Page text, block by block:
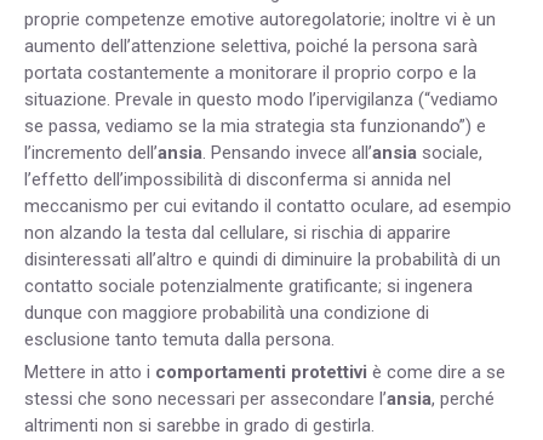
proprie competenze emotive autoregolatorie; inoltre vi è un
aumento dell’attenzione selettiva, poiché la persona sarà
portata costantemente a monitorare il proprio corpo e la
situazione. Prevale in questo modo l’ipervigilanza (“vediamo
se passa, vediamo se la mia strategia sta funzionando”) e
l’incremento dell’ansia . Pensando invece all’ansia sociale,
l’effetto dell’impossibilità di disconferma si annida nel
meccanismo per cui evitando il contatto oculare, ad esempio
non alzando la testa dal cellulare, si rischia di apparire
disinteressati all’altro e quindi di diminuire la probabilità di un
contatto sociale potenzialmente gratificante; si ingenera
dunque con maggiore probabilità una condizione di
esclusione tanto temuta dalla persona.
Mettere in atto i comportamenti protettivi è come dire a se
stessi che sono necessari per assecondare l’ansia, perché
altrimenti non si sarebbe in grado di gestirla.